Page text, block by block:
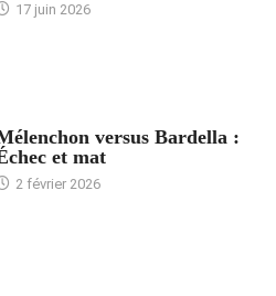
17 juin 2026
versus Bardella :
et mat
2 février 2026